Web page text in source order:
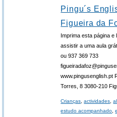
Pingu´s
Figueira da
Imprima esta página e
assistir a uma aula
ou 937 369 733
www.pingusenglish.pt
Torres, 8 3080-210
Crianças ,actividades ,
estudo acompanhado ,